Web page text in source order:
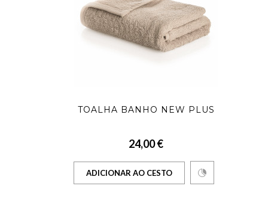
TOALHA BANHO NEW PLUS
24,00 €
ADICIONAR AO CESTO